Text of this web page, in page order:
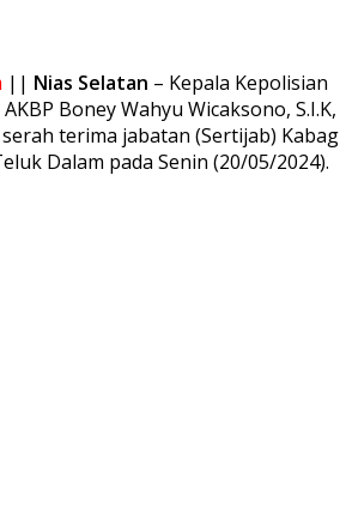
|| Nias Selatan – Kepala Kepolisian
Boney Wahyu Wicaksono, S.I.K,
terima jabatan (Sertijab) Kabag
Dalam pada Senin (20/05/2024).